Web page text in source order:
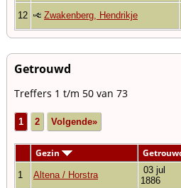
12 Zwakenberg, Hendrikje
Getrouwd
Treffers 1 t/m 50 van 73
1 2 Volgende»
Gezin
1 Altena / Horstra
03 jul
1886